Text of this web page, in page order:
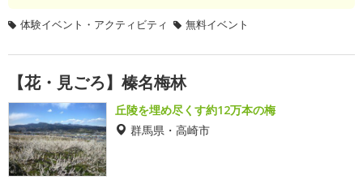
体験イベント・アクティビティ 無料イベント
【花・見ごろ】榛名梅林
丘陵を埋め尽くす約12万本の梅
群馬県・高崎市